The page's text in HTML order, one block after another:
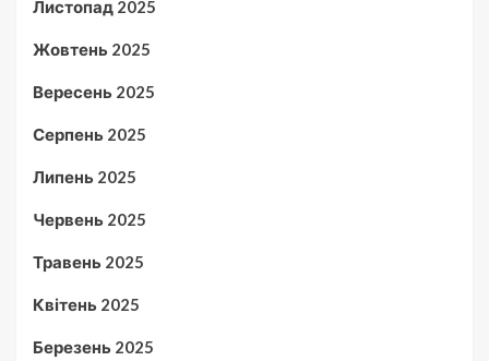
Листопад 2025
Жовтень 2025
Вересень 2025
Серпень 2025
Липень 2025
Червень 2025
Травень 2025
Квітень 2025
Березень 2025